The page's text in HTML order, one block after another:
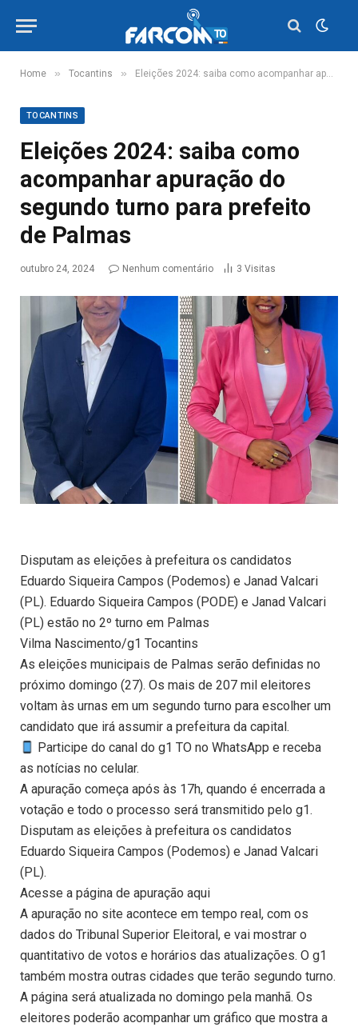
Home » Tocantins » Eleições 2024: saiba como acompanhar apuração do segundo turno para prefeito de Palmas
TOCANTINS
Eleições 2024: saiba como
acompanhar apuração do
segundo turno para prefeito
de Palmas
outubro 24, 2024 Nenhum comentário 3 Visitas
Disputam as eleições à prefeitura os candidatos
Eduardo Siqueira Campos (Podemos) e Janad Valcari
(PL). Eduardo Siqueira Campos (PODE) e Janad Valcari
(PL) estão no 2º turno em Palmas
Vilma Nascimento/g1 Tocantins
As eleições municipais de Palmas serão definidas no
próximo domingo (27). Os mais de 207 mil eleitores
voltam às urnas em um segundo turno para escolher um
candidato que irá assumir a prefeitura da capital.
Participe do canal do g1 TO no WhatsApp e receba
as notícias no celular.
A apuração começa após às 17h, quando é encerrada a
votação e todo o processo será transmitido pelo g1.
Disputam as eleições à prefeitura os candidatos
Eduardo Siqueira Campos (Podemos) e Janad Valcari
(PL).
Acesse a página de apuração aqui
A apuração no site acontece em tempo real, com os
dados do Tribunal Superior Eleitoral, e vai mostrar o
quantitativo de votos e horários das atualizações. O g1
também mostra outras cidades que terão segundo turno.
A página será atualizada no domingo pela manhã. Os
eleitores poderão acompanhar um gráfico que mostra a